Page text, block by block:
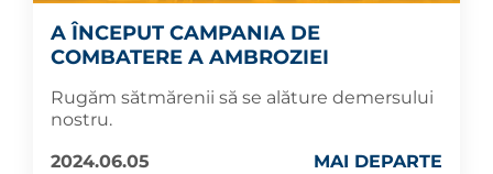
A ÎNCEPUT CAMPANIA DE
COMBATERE A AMBROZIEI
Rugăm sătmărenii să se alăture demersului
nostru.
2024.06.05
MAI DEPARTE